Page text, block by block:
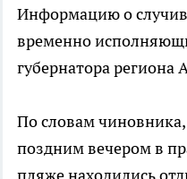
Информацию о
временно
губернатора
По словам
поздним вечером в
пляже находились